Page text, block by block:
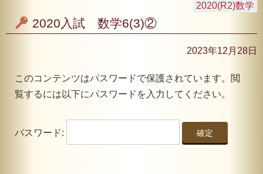
2020(R2)数学
2020入試 数学6(3)②
2023年12月28日
このコンテンツはパスワードで保護されています。閲
覧するには以下にパスワードを入力してください。
パスワード: